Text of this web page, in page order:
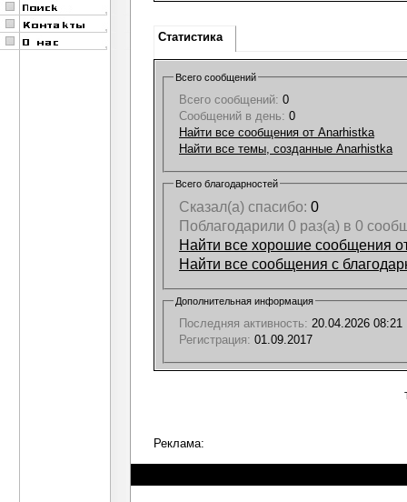
Статистика
Всего сообщений
Всего сообщений: 0
Сообщений в день: 0
Найти все сообщения от Anarhistka
Найти все темы, созданные Anarhistka
Всего благодарностей
Сказал(а) спасибо: 0
Поблагодарили 0 раз(а) в 0
Найти все хорошие сообщения
Найти все сообщения с
Дополнительная информация
Последняя активность: 20.04.2026 08:21
Регистрация: 01.09.2017
Реклама: